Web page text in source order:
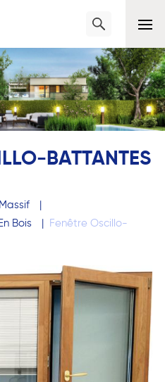
BATTANTES
|
Bois
|
Fenêtre Oscillo-